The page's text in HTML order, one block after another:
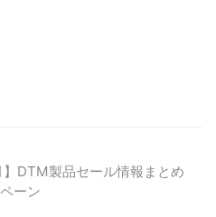
】DTM製品セール情報まとめ
ーン